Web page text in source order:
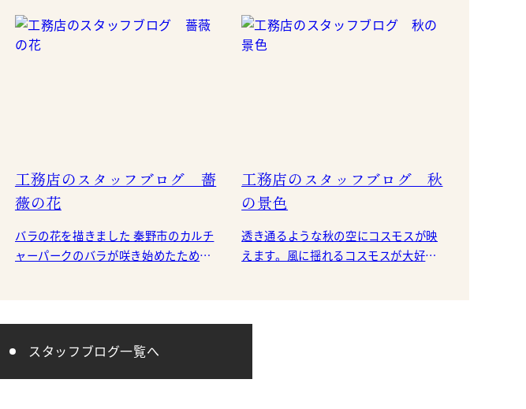
工務店のスタッフブログ 薔
薇の花
バラの花を描きました 秦野市のカルチ
ャーパークのバラが咲き始めたため、
工務店のスタッフブログ 秋
の景色
透き通るような秋の空にコスモスが映
えます。風に揺れるコスモスが大好き
スタッフブログ一覧へ